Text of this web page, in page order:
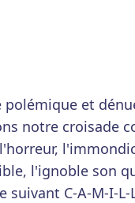
polémique et
notre croisade
l'ignoble son
suivant C-A-M-I-L-